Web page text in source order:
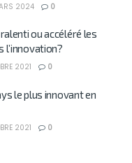
2024 0
ou accéléré les
l’innovation?
2021 0
le plus innovant en
2021 0